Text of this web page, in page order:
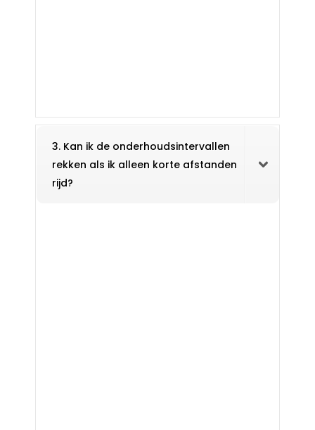
3. Kan ik de onderhoudsintervallen
rekken als ik alleen korte afstanden
rijd?